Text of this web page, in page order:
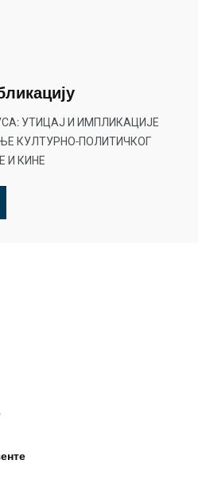
УТИЦАЈ И ИМПЛИКАЦИЈЕ
КУЛТУРНО-ПОЛИТИЧКОГ
И КИНЕ